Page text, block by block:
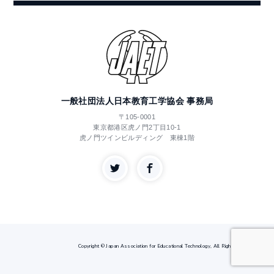
一般社団法人日本教育工学協会 事務局
〒105-0001
東京都港区虎ノ門2丁目10-1
虎ノ門ツインビルディング 東棟1階
Copyright © Japan Association for Educational Technology, All Rights Reserved.